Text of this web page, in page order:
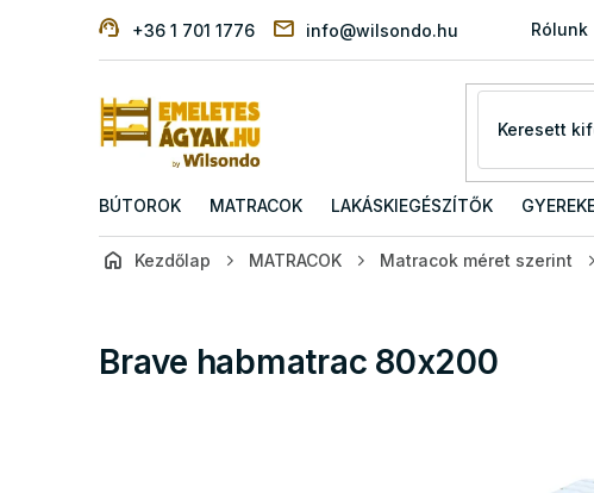
+36 1 701 1776 info@wilsondo.hu Rólunk
BÚTOROK MATRACOK LAKÁSKIEGÉSZÍTŐK
Kezdőlap MATRACOK Matracok méret szerint
Brave habmatrac 80x200